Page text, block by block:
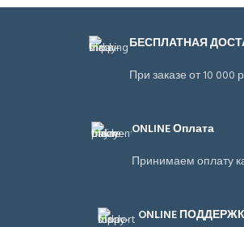
БЕСПЛАТНАЯ
При заказе от 10 000
ONLINE Оплата
Принимаем оплату
ONLINE